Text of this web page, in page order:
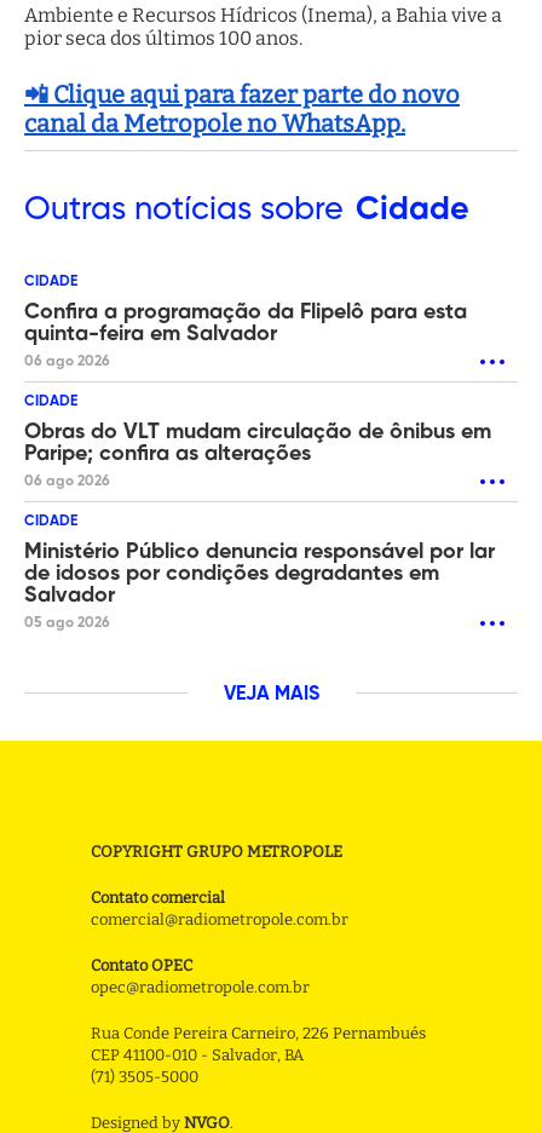
Ambiente e Recursos Hídricos (Inema), a Bahia vive a
pior seca dos últimos 100 anos.
📲 Clique aqui para fazer parte do novo
canal da Metropole no WhatsApp.
Outras notícias sobre Cidade
CIDADE
Confira a programação da Flipelô para esta
quinta-feira em Salvador
06 ago 2026
CIDADE
Obras do VLT mudam circulação de ônibus em
Paripe; confira as alterações
06 ago 2026
CIDADE
Ministério Público denuncia responsável por lar
de idosos por condições degradantes em
Salvador
05 ago 2026
VEJA MAIS
COPYRIGHT GRUPO METROPOLE
Contato comercial
comercial@radiometropole.com.br
Contato OPEC
opec@radiometropole.com.br
Rua Conde Pereira Carneiro, 226 Pernambués
CEP 41100-010 - Salvador, BA
(71) 3505-5000
Designed by NVGO.